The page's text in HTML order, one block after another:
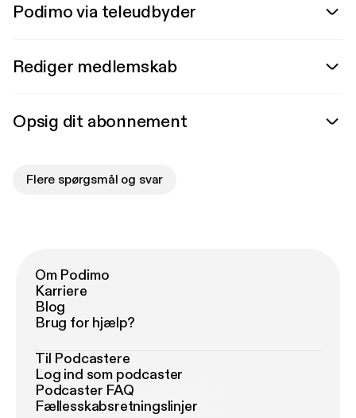
Podimo via teleudbyder
Rediger medlemskab
Opsig dit abonnement
Flere spørgsmål og svar
Om Podimo
Karriere
Blog
Brug for hjælp?
Til Podcastere
Log ind som podcaster
Podcaster FAQ
Fællesskabsretningslinjer